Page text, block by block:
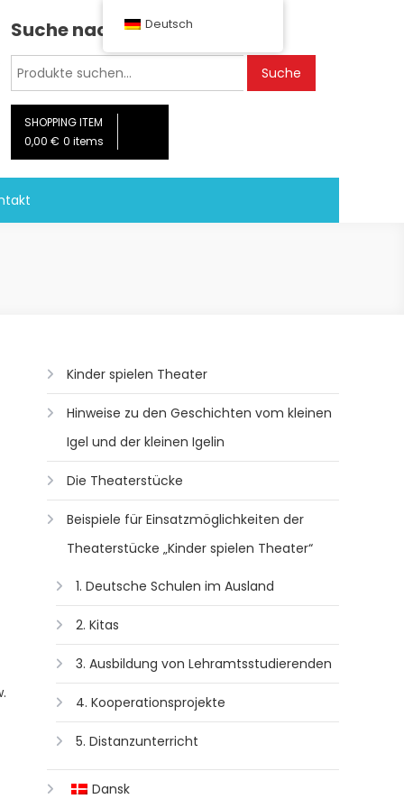
Suche nach Theaterstücken:
Suche
nach:
Suche
SHOPPING ITEM
0,00 € 0 items
Kinder spielen Theater
Hinweise zu den Geschichten vom kleinen
Igel und der kleinen Igelin
Die Theaterstücke
Beispiele für Einsatzmöglichkeiten der
Theaterstücke „Kinder spielen Theater“
1. Deutsche Schulen im Ausland
2. Kitas
3. Ausbildung von Lehramtsstudierenden
4. Kooperationsprojekte
5. Distanzunterricht
Dansk
Deutsch